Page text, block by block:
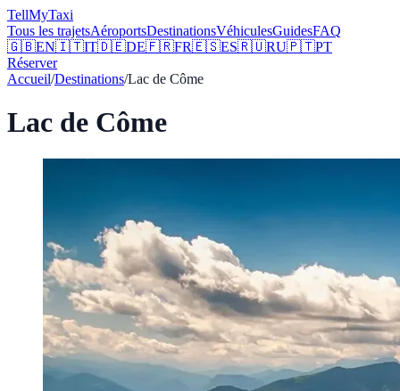
TellMyTaxi
Tous les trajetsAéroportsDestinationsVéhiculesGuidesFAQ
🇬🇧EN🇮🇹IT🇩🇪DE🇫🇷FR🇪🇸ES🇷🇺RU🇵🇹PT
Réserver
Accueil/Destinations/Lac de Côme
Lac de Côme